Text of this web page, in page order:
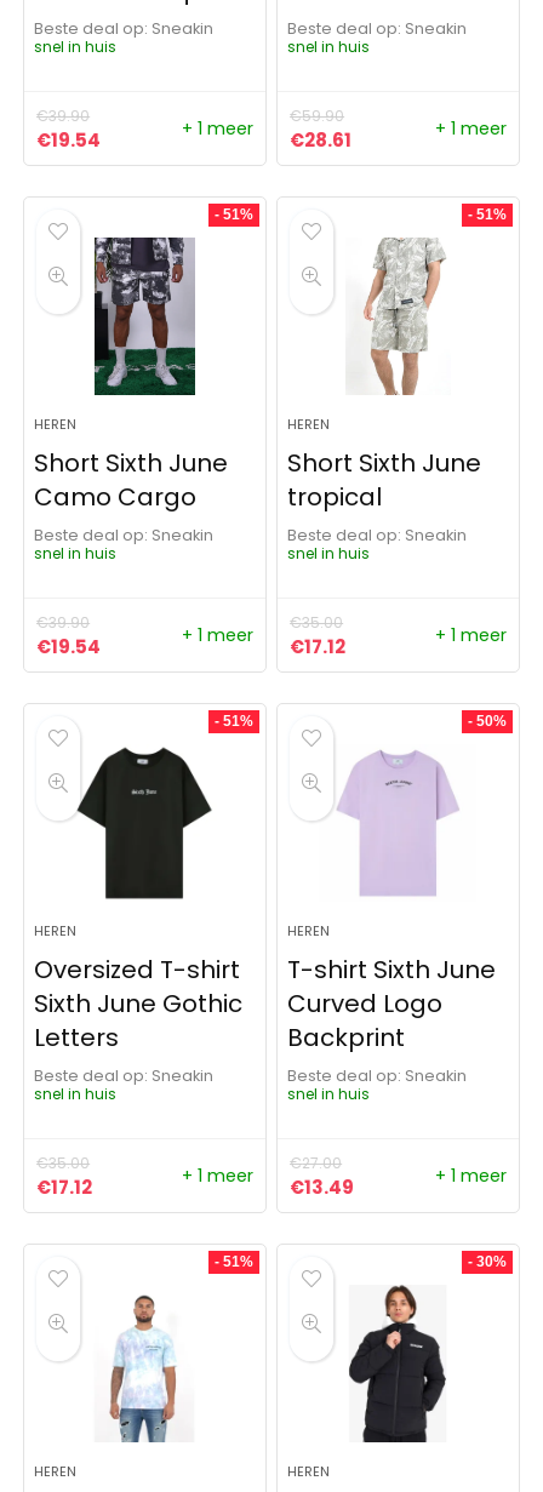
Beste deal op:
Sneakin
snel in huis
€39.90
Oorspronkelijke prijs was: €39.90.
€19.54 Huidige prijs is: €19.54.
+ 1 meer
Beste deal op:
Sneakin
snel in huis
€59.90
Oorspronkelijke prijs
€28.61 Huidige prijs is:
+ 1 meer
- 51%
HEREN
Short Sixth June
Camo Cargo
Beste deal op:
Sneakin
snel in huis
€39.90
Oorspronkelijke prijs was: €39.90.
€19.54 Huidige prijs is: €19.54.
+ 1 meer
- 51%
HEREN
Short Sixth June
tropical
Beste deal op:
Sneakin
snel in huis
€35.00
Oorspronkelijke prijs
€17.12Huidige prijs is:
+ 1 meer
- 51%
HEREN
Oversized T-shirt
Sixth June Gothic
Letters
Beste deal op:
Sneakin
snel in huis
€35.00
Oorspronkelijke prijs was: €35.00.
€17.12Huidige prijs is: €17.12.
+ 1 meer
- 50%
HEREN
T-shirt Sixth June
Curved Logo
Backprint
Beste deal op:
Sneakin
snel in huis
€27.00
Oorspronkelijke prijs was:
€13.49 Huidige prijs is:
+ 1 meer
- 51%
HEREN
- 30%
HEREN